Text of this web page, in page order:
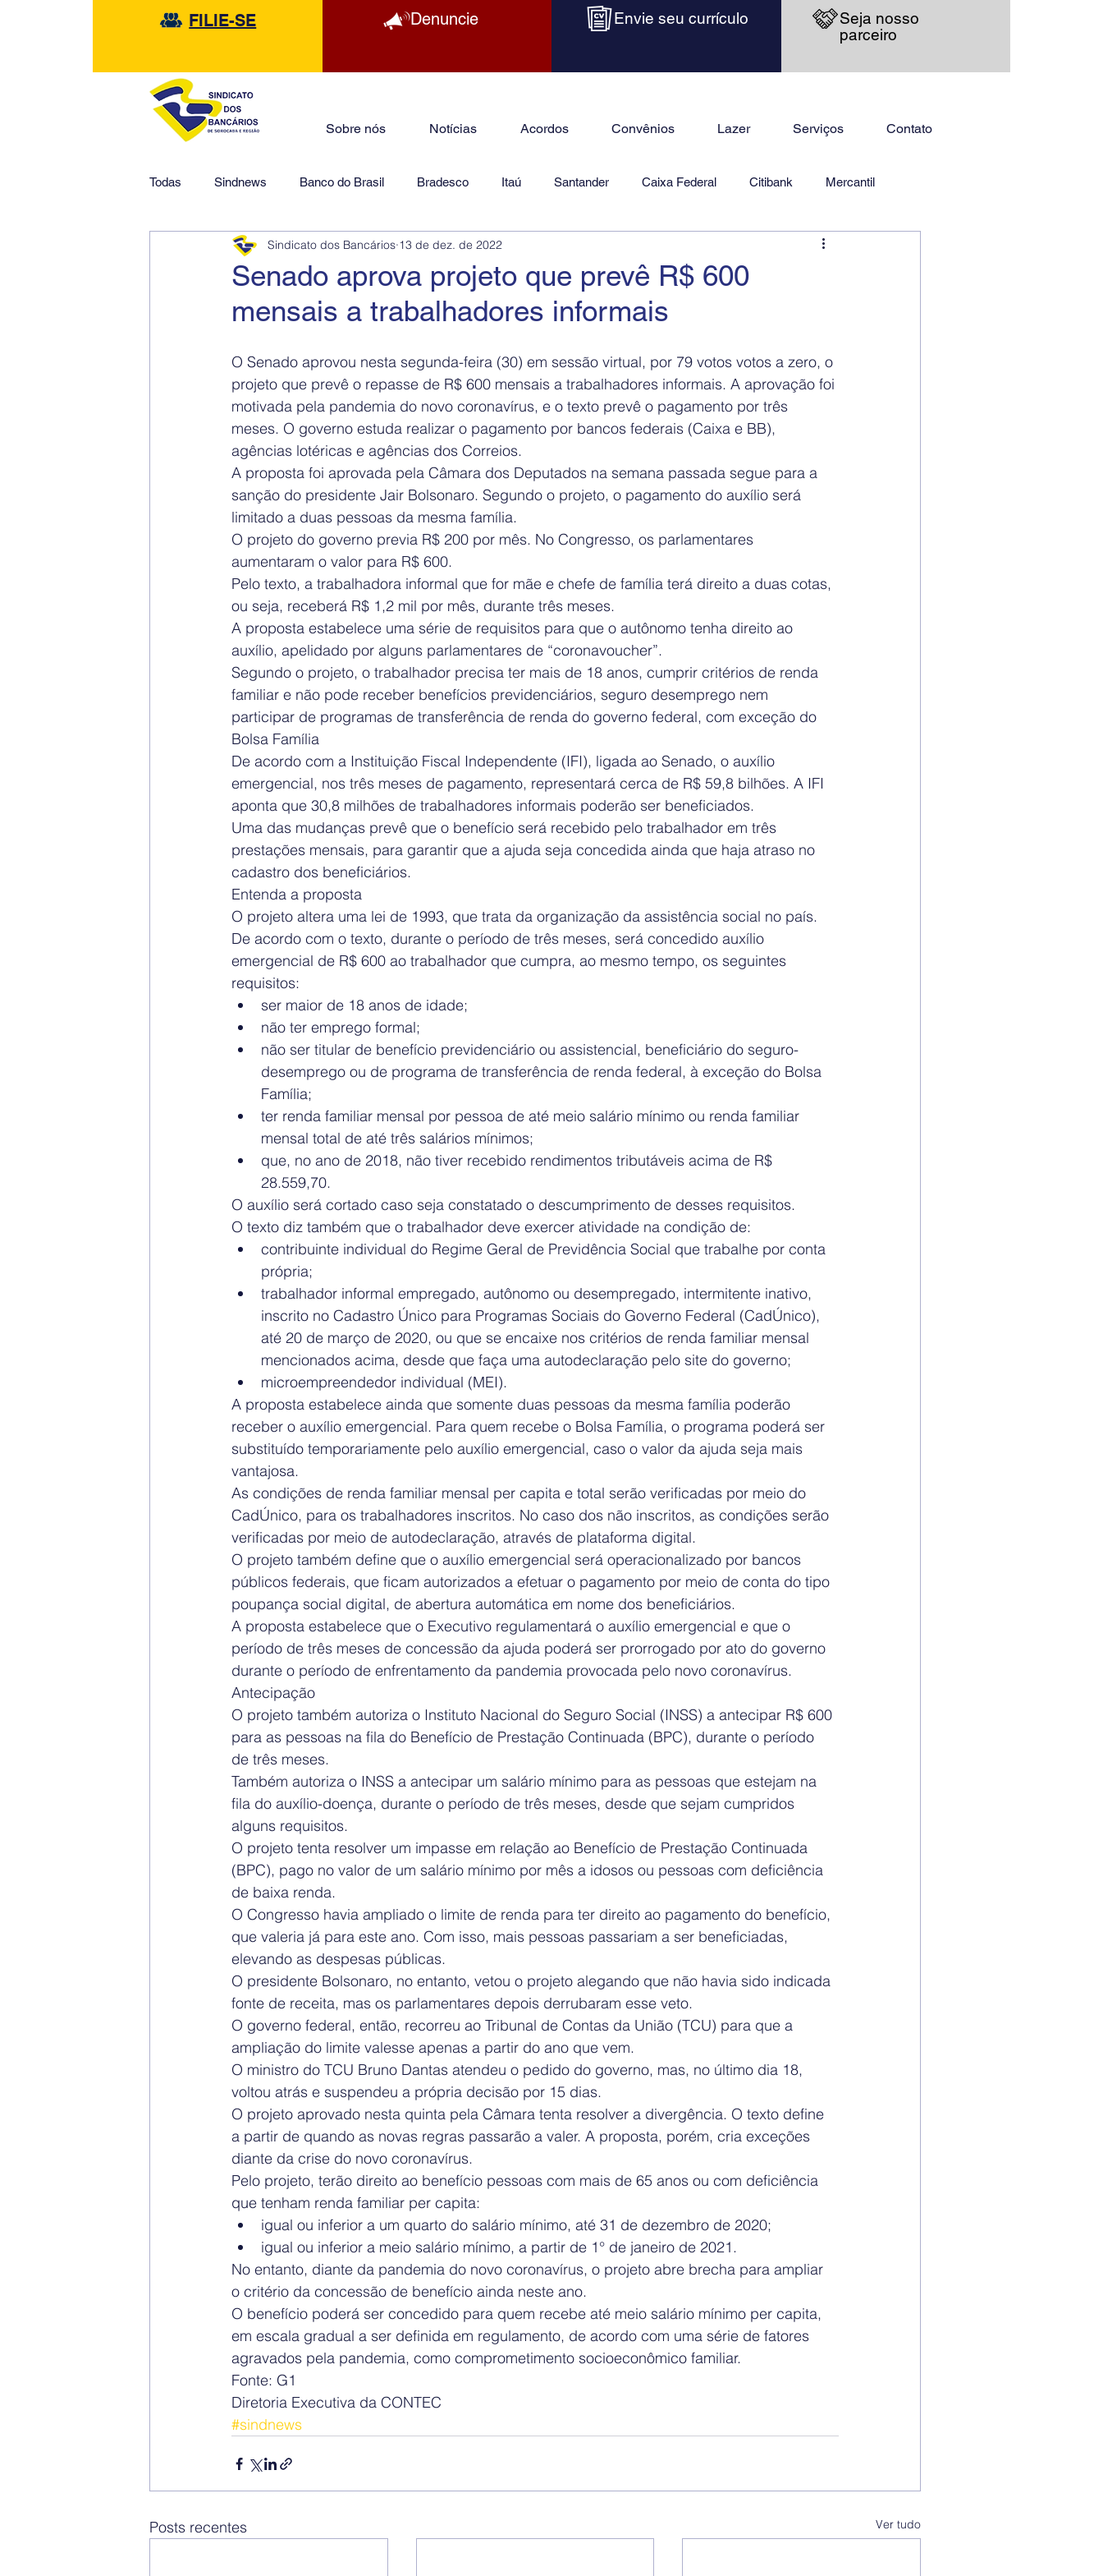
FILIE-SE Denuncie Envie seu currículo
Seja nosso
parceiro
Sobre nós Notícias Acordos Convênios Lazer Serviços Contato
Todas Sindnews Banco do Brasil Bradesco Itaú Santander Caixa Federal Citibank Mercantil
HSBC Financeiras Jurídico
Senado aprova projeto que prevê R$ 600
mensais a trabalhadores informais
Sindicato dos Bancários 13 de dez. de 2022
O Senado aprovou nesta segunda-feira (30) em sessão virtual, por 79 votos votos a zero, o
projeto que prevê o repasse de R$ 600 mensais a trabalhadores informais. A aprovação foi
motivada pela pandemia do novo coronavírus, e o texto prevê o pagamento por três
meses. O governo estuda realizar o pagamento por bancos federais (Caixa e BB),
agências lotéricas e agências dos Correios.
A proposta foi aprovada pela Câmara dos Deputados na semana passada segue para a
sanção do presidente Jair Bolsonaro. Segundo o projeto, o pagamento do auxílio será
limitado a duas pessoas da mesma família.
O projeto do governo previa R$ 200 por mês. No Congresso, os parlamentares
aumentaram o valor para R$ 600.
Pelo texto, a trabalhadora informal que for mãe e chefe de família terá direito a duas cotas,
ou seja, receberá R$ 1,2 mil por mês, durante três meses.
A proposta estabelece uma série de requisitos para que o autônomo tenha direito ao
auxílio, apelidado por alguns parlamentares de “coronavoucher”.
Segundo o projeto, o trabalhador precisa ter mais de 18 anos, cumprir critérios de renda
familiar e não pode receber benefícios previdenciários, seguro desemprego nem
participar de programas de transferência de renda do governo federal, com exceção do
Bolsa Família
De acordo com a Instituição Fiscal Independente (IFI), ligada ao Senado, o auxílio
emergencial, nos três meses de pagamento, representará cerca de R$ 59,8 bilhões. A IFI
aponta que 30,8 milhões de trabalhadores informais poderão ser beneficiados.
Uma das mudanças prevê que o benefício será recebido pelo trabalhador em três
prestações mensais, para garantir que a ajuda seja concedida ainda que haja atraso no
cadastro dos beneficiários.
Entenda a proposta
O projeto altera uma lei de 1993, que trata da organização da assistência social no país.
De acordo com o texto, durante o período de três meses, será concedido auxílio
emergencial de R$ 600 ao trabalhador que cumpra, ao mesmo tempo, os seguintes
requisitos:
ser maior de 18 anos de idade;
não ter emprego formal;
não ser titular de benefício previdenciário ou assistencial, beneficiário do seguro-
desemprego ou de programa de transferência de renda federal, à exceção do Bolsa
Família;
ter renda familiar mensal por pessoa de até meio salário mínimo ou renda familiar
mensal total de até três salários mínimos;
que, no ano de 2018, não tiver recebido rendimentos tributáveis acima de R$
28.559,70.
O auxílio será cortado caso seja constatado o descumprimento de desses requisitos.
O texto diz também que o trabalhador deve exercer atividade na condição de:
contribuinte individual do Regime Geral de Previdência Social que trabalhe por conta
própria;
trabalhador informal empregado, autônomo ou desempregado, intermitente inativo,
inscrito no Cadastro Único para Programas Sociais do Governo Federal (CadÚnico),
até 20 de março de 2020, ou que se encaixe nos critérios de renda familiar mensal
mencionados acima, desde que faça uma autodeclaração pelo site do governo;
microempreendedor individual (MEI).
A proposta estabelece ainda que somente duas pessoas da mesma família poderão
receber o auxílio emergencial. Para quem recebe o Bolsa Família, o programa poderá ser
substituído temporariamente pelo auxílio emergencial, caso o valor da ajuda seja mais
vantajosa.
As condições de renda familiar mensal per capita e total serão verificadas por meio do
CadÚnico, para os trabalhadores inscritos. No caso dos não inscritos, as condições serão
verificadas por meio de autodeclaração, através de plataforma digital.
O projeto também define que o auxílio emergencial será operacionalizado por bancos
públicos federais, que ficam autorizados a efetuar o pagamento por meio de conta do tipo
poupança social digital, de abertura automática em nome dos beneficiários.
A proposta estabelece que o Executivo regulamentará o auxílio emergencial e que o
período de três meses de concessão da ajuda poderá ser prorrogado por ato do governo
durante o período de enfrentamento da pandemia provocada pelo novo coronavírus.
Antecipação
O projeto também autoriza o Instituto Nacional do Seguro Social (INSS) a antecipar R$ 600
para as pessoas na fila do Benefício de Prestação Continuada (BPC), durante o período
de três meses.
Também autoriza o INSS a antecipar um salário mínimo para as pessoas que estejam na
fila do auxílio-doença, durante o período de três meses, desde que sejam cumpridos
alguns requisitos.
O projeto tenta resolver um impasse em relação ao Benefício de Prestação Continuada
(BPC), pago no valor de um salário mínimo por mês a idosos ou pessoas com deficiência
de baixa renda.
O Congresso havia ampliado o limite de renda para ter direito ao pagamento do benefício,
que valeria já para este ano. Com isso, mais pessoas passariam a ser beneficiadas,
elevando as despesas públicas.
O presidente Bolsonaro, no entanto, vetou o projeto alegando que não havia sido indicada
fonte de receita, mas os parlamentares depois derrubaram esse veto.
O governo federal, então, recorreu ao Tribunal de Contas da União (TCU) para que a
ampliação do limite valesse apenas a partir do ano que vem.
O ministro do TCU Bruno Dantas atendeu o pedido do governo, mas, no último dia 18,
voltou atrás e suspendeu a própria decisão por 15 dias.
O projeto aprovado nesta quinta pela Câmara tenta resolver a divergência. O texto define
a partir de quando as novas regras passarão a valer. A proposta, porém, cria exceções
diante da crise do novo coronavírus.
Pelo projeto, terão direito ao benefício pessoas com mais de 65 anos ou com deficiência
que tenham renda familiar per capita:
igual ou inferior a um quarto do salário mínimo, até 31 de dezembro de 2020;
igual ou inferior a meio salário mínimo, a partir de 1° de janeiro de 2021.
No entanto, diante da pandemia do novo coronavírus, o projeto abre brecha para ampliar
o critério da concessão de benefício ainda neste ano.
O benefício poderá ser concedido para quem recebe até meio salário mínimo per capita,
em escala gradual a ser definida em regulamento, de acordo com uma série de fatores
agravados pela pandemia, como comprometimento socioeconômico familiar.
Fonte: G1
Diretoria Executiva da CONTEC
#sindnews
Posts recentes Ver tudo